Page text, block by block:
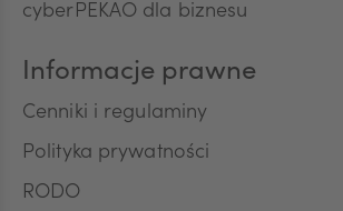
cyberPEKAO dla biznesu
Informacje prawne
Cenniki i regulaminy
Polityka prywatności
RODO